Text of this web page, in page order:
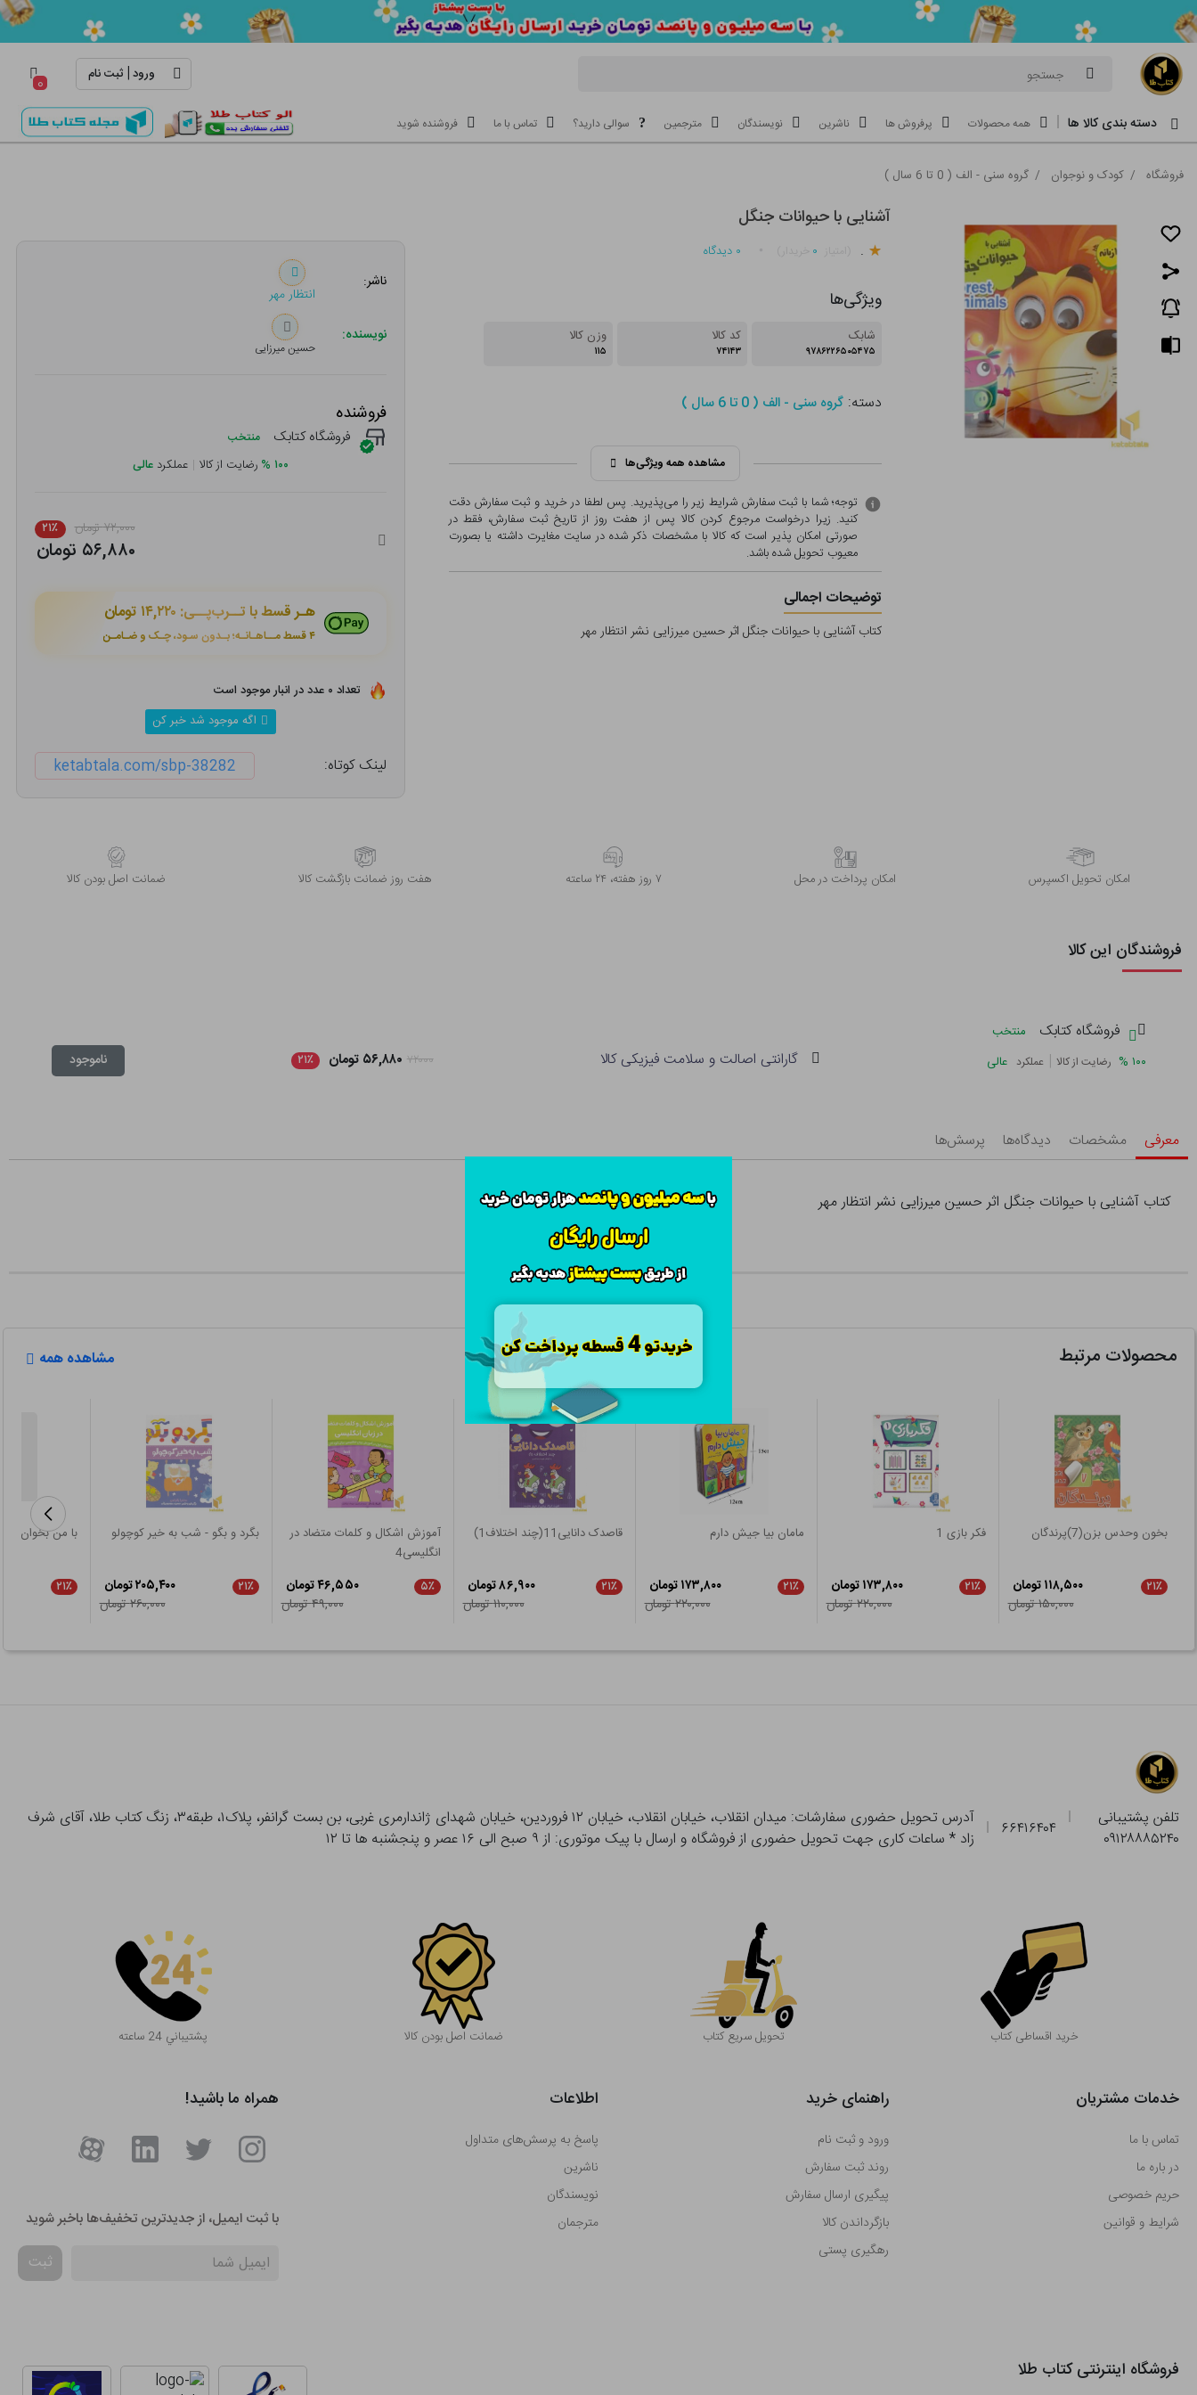
جستجو ورود| ثبت نام ۰
دسته بندی کالا ها همه محصولات پرفروش ها ناشرین نویسندگان مترجمین سوالی دارید؟ تماس با ما فروشنده شوید
فروشگاه / کودک و نوجوان / گروه سنی - الف ( 0 تا 6 سال )
آشنایی با حیوانات جنگل
. ۰ ۰ دیدگاه
ویژگی‌ها
شابک
۹۷۸۶۲۲۶۵۰۵۴۷۵
کد کالا
۷۴۱۴۳
وزن کالا
۱۱۵
دسته: گروه سنی - الف ( 0 تا 6 سال )
مشاهده همه ویژگی‌ها
توجه؛ شما با ثبت سفارش شرایط زیر را می‌پذیرید. پس لطفا در خرید و ثبت سفارش دقت
کنید. زیرا درخواست مرجوع کردن کالا پس از هفت روز از تاریخ ثبت سفارش، فقط در
صورتی امکان پذیر است که کالا با مشخصات ذکر شده در سایت مغایرت داشته یا بصورت
معيوب تحویل شده باشد.
توضیحات اجمالی
کتاب آشنایی با حیوانات جنگل اثر حسین میرزایی نشر انتظار مهر
ناشر:
انتظار مهر
نویسنده:
حسین میرزایی
فروشنده
فروشگاه کتابک منتخب
۱۰۰ % رضایت از کالا | عملکرد عالی
۷۲,۰۰۰ تومان ۲۱٪
۵۶,۸۸۰ تومان
هـر قسط با تــرب‌پــی: ۱۴,۲۲۰ تومان
۴ قسط مــاهـانـه؛ بـدون سـود، چـک و ضـامـن
تعداد ۰ عدد در انبار موجود است
اگه موجود شد خبر کن
لینک کوتاه: ketabtala.com/sbp-38282
اﻣﮑﺎن ﺗﺤﻮﯾﻞ اﮐﺴﭙﺮس امکان پرداخت در محل ۷ روز ﻫﻔﺘﻪ، ۲۴ ﺳﺎﻋﺘﻪ هفت روز ضمانت بازگشت کالا ﺿﻤﺎﻧﺖ اﺻﻞ ﺑﻮدن ﮐﺎﻟﺎ
فروشندگان این کالا
فروشگاه کتابک
منتخب
۱۰۰ % رضایت از کالا | عملکرد عالی گارانتی اصالت و سلامت فیزیکی کالا ۷۲۰۰۰ ۵۶,۸۸۰ تومان ۲۱٪ ناموجود
معرفی مشخصات دیدگاه‌ها پرسش‌ها
کتاب آشنایی با حیوانات جنگل اثر حسین میرزایی نشر انتظار مهر
محصولات مرتبط مشاهده همه
بخون وحدس بزن(7)پرندگان
۲۱٪
۱۱۸,۵۰۰ تومان
۱۵۰,۰۰۰ تومان
فکر بازی 1
۲۱٪
۱۷۳,۸۰۰ تومان
۲۲۰,۰۰۰ تومان
مامان بیا جیش دارم
۲۱٪
۱۷۳,۸۰۰ تومان
۲۲۰,۰۰۰ تومان
قاصدک دانایی11(چند اختلاف1)
۲۱٪
۸۶,۹۰۰ تومان
۱۱۰,۰۰۰ تومان
آموزش اشکال و کلمات متضاد در
انگلیسی4
۵٪
۴۶,۵۵۰ تومان
۴۹,۰۰۰ تومان
بگرد و بگو - شب به خیر کوچولو
۲۱٪
۲۰۵,۴۰۰ تومان
۲۶۰,۰۰۰ تومان
با من بخوان-
۲۱٪
تلفن پشتیبانی
۰۹۱۲۸۸۸۵۲۴۰
۶۶۴۱۶۴۰۴
آدرس تحویل حضوری سفارشات: میدان انقلاب، خیابان انقلاب، خیابان ۱۲ فروردین، خیابان شهدای ژاندارمری غربی، بن بست گرانفر، پلاک۱، طبقه۳، زنگ کتاب طلا، آقای شرف
زاد * ساعات کاری جهت تحویل حضوری از فروشگاه و ارسال با پیک موتوری: از ۹ صبح الی ۱۶ عصر و پنجشنبه ها تا ۱۲
خرید اقساطی کتاب تحویل سریع کتاب
بصورت حضوری از آدرس تحویل حضوری سفارش خود را بدون هیچ هزینه ای تحویل بگیرید.
ضمانت اصل بودن کالا پشتيباني 24 ساعته
خدمات مشتریان
تماس با ما
در باره ما
حریم خصوصی
شرایط و قوانین
راهنمای خرید
ورود و ثبت نام
روند ثبت سفارش
پیگیری ارسال سفارش
بازگرداندن کالا
رهگیری پستی
اطلاعات
پاسخ به پرسش‌های متداول
ناشرین
نویسندگان
مترجمان
همراه ما باشید!
با ثبت ایمیل، از جدید‌ترین تخفیف‌ها با‌خبر شوید
ثبت
فروشگاه اینترنتی کتاب طلا